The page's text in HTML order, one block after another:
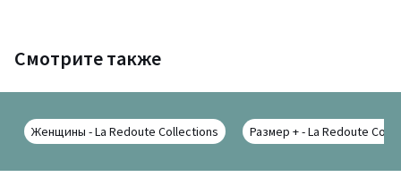
Смотрите также
Женщины - La Redoute Collections Размер + - La Redoute